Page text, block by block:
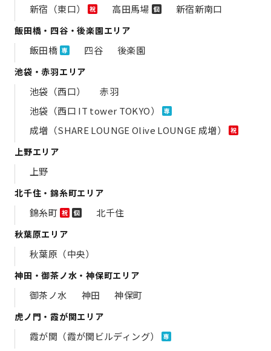
新宿（東口）
祝 高田馬場 個 新宿新南口
飯田橋・四谷・後楽園エリア
飯田橋 専 四谷 後楽園
池袋・赤羽エリア
池袋（西口）
赤羽
池袋（西口 IT tower TOKYO）
専
成増（SHARE LOUNGE Olive LOUNGE 成増） 祝
上野エリア
上野
北千住・錦糸町エリア
錦糸町 祝 個 北千住
秋葉原エリア
秋葉原（中央）
神田・御茶ノ水・神保町エリア
御茶ノ水 神田 神保町
虎ノ門・霞が関エリア
霞が関（霞が関ビルディング） 専